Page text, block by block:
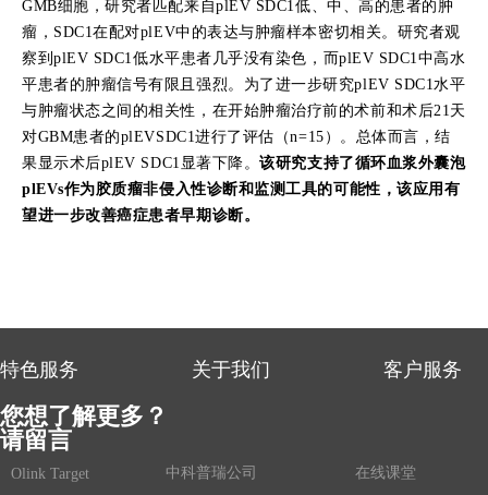
GMB细胞，研究者匹配来自plEV SDC1低、中、高的患者的肿
瘤，SDC1在配对plEV中的表达与肿瘤样本密切相关。研究者观
察到plEV SDC1低水平患者几乎没有染色，而plEV SDC1中高水
平患者的肿瘤信号有限且强烈。为了进一步研究plEV SDC1水平
与肿瘤状态之间的相关性，在开始肿瘤治疗前的术前和术后21天
对GBM患者的plEVSDC1进行了评估（n=15）。总体而言，结
果显示术后plEV SDC1显著下降。该研究支持了循环血浆外囊泡
plEVs作为胶质瘤非侵入性诊断和监测工具的可能性，该应用有
望进一步改善癌症患者早期诊断。
特色服务 关于我们 客户服务
您想了解更多？
请留言
Olink Target 中科普瑞公司 在线课堂